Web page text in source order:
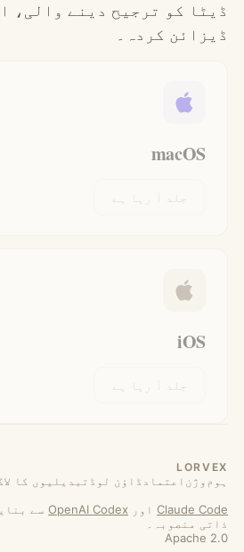
ڈیٹا کو ترجیح دینے والی،
ڈیزائن کردہ۔
macOS
جلد آ رہا ہے
iOS
جلد آ رہا ہے
LORVEX
ہوم وژن اعتماد ڈاؤن لوڈ تبدیلیوں کا
Claude Codeاور OpenAI Codexسے
ذاتی منصوبہ۔
Apache 2.0